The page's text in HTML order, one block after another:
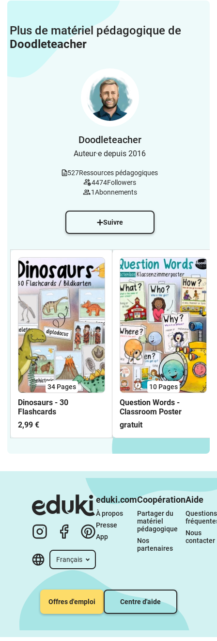
Plus de matériel pédagogique de
Doodleteacher
Doodleteacher
Auteur·e depuis 2016
527Ressources pédagogiques
4474Followers
1Abonnements
Suivre
34 Pages
Dinosaurs - 30
Flashcards
2,99 €
10 Pages
Question Words -
Classroom Poster
gratuit
Français
eduki.com
À propos
Presse
App
Coopération
Partager du
matériel
pédagogique
Nos
partenaires
Aide
Questions
Nous
contacter
Offres d'emploi Centre d'aide